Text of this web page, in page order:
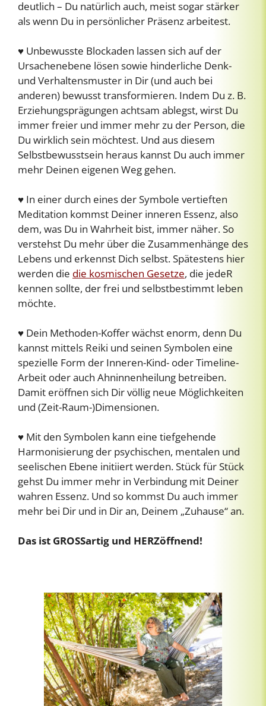
deutlich – Du natürlich auch, meist sogar stärker
als wenn Du in persönlicher Präsenz arbeitest.
♥ Unbewusste Blockaden lassen sich auf der
Ursachenebene lösen sowie hinderliche Denk-
und Verhaltensmuster in Dir (und auch bei
anderen) bewusst transformieren. Indem Du z. B.
Erziehungsprägungen achtsam ablegst, wirst Du
immer freier und immer mehr zu der Person, die
Du wirklich sein möchtest. Und aus diesem
Selbstbewusstsein heraus kannst Du auch immer
mehr Deinen eigenen Weg gehen.
♥ In einer durch eines der Symbole vertieften
Meditation kommst Deiner inneren Essenz, also
dem, was Du in Wahrheit bist, immer näher. So
verstehst Du mehr über die Zusammenhänge des
Lebens und erkennst Dich selbst. Spätestens hier
werden die die kosmischen Gesetze, die jedeR
kennen sollte, der frei und selbstbestimmt leben
möchte.
♥ Dein Methoden-Koffer wächst enorm, denn Du
kannst mittels Reiki und seinen Symbolen eine
spezielle Form der Inneren-Kind- oder Timeline-
Arbeit oder auch Ahninnenheilung betreiben.
Damit eröffnen sich Dir völlig neue Möglichkeiten
und (Zeit-Raum-)Dimensionen.
♥ Mit den Symbolen kann eine tiefgehende
Harmonisierung der psychischen, mentalen und
seelischen Ebene initiiert werden. Stück für Stück
gehst Du immer mehr in Verbindung mit Deiner
wahren Essenz. Und so kommst Du auch immer
mehr bei Dir und in Dir an, Deinem „Zuhause“ an.
Das ist GROSSartig und HERZöffnend!